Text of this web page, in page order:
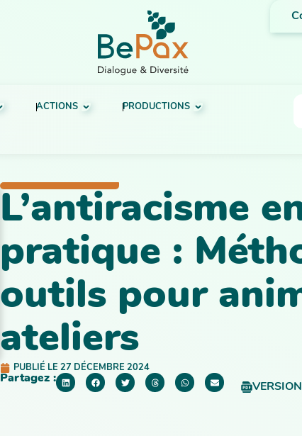
ACTIONS PRODUCTIONS
L’antiracisme
pratique :
outils pour
ateliers
PUBLIÉ LE 27 DÉCEMBRE 2024
Partagez :